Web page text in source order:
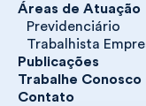
Áreas de Atuação
Previdenciário
Trabalhista
Publicações
Trabalhe Conosco
Contato